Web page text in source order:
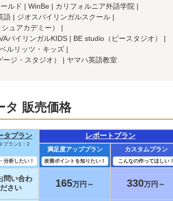
ルド WinBe
カリフォルニア外語学院
語
ジオスバイリンガルスクール
ュアカデミー）
バイリンガルKIDS
BE studio（ビースタジオ）
ベルリッツ・キッズ
ジ・スタジオ） ヤマハ英語教室
タ 販売価格
タプラン
プラン1・2
分析したい！
レポートプラン
満足度アッププラン
改善ポイントを知りたい！
カスタムプラン
こんなの作ってほしい！
問い合わ
さい
165万円～ 330万円～